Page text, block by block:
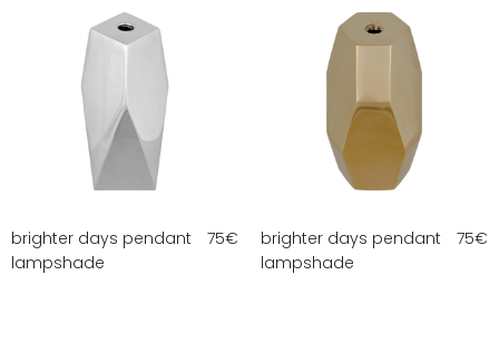
brighter days pendant
lampshade
75€
brighter days pendant
lampshade
75€